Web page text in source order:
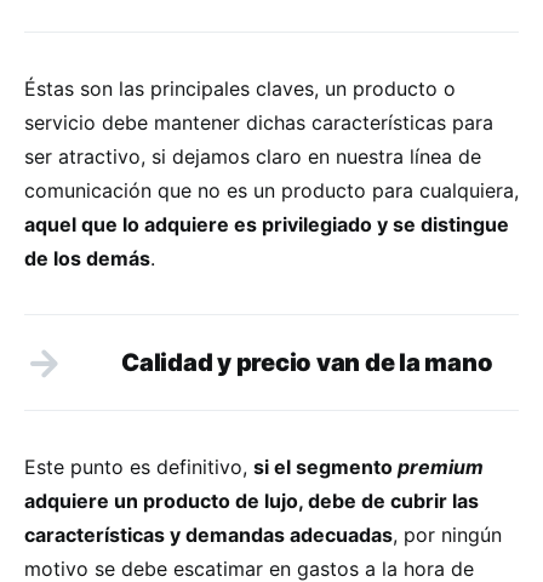
Éstas son las principales claves, un producto o
servicio debe mantener dichas características para
ser atractivo, si dejamos claro en nuestra línea de
comunicación que no es un producto para cualquiera,
aquel que lo adquiere es privilegiado y se distingue
de los demás.
Calidad y precio van de la mano
Este punto es definitivo, si el segmento premium
adquiere un producto de lujo, debe de cubrir las
características y demandas adecuadas, por ningún
motivo se debe escatimar en gastos a la hora de